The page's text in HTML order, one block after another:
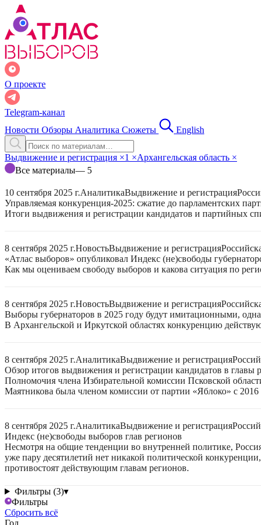
О проекте
Telegram-канал
Новости Обзоры Аналитика Сюжеты English
Выдвижение и регистрация ×1 ×Архангельская область ×
Все материалы— 5
10 сентября 2025 г.АналитикаВыдвижение и регистрация
Управляемая конкуренция-2025: сжатие до парламентских
Итоги выдвижения и регистрации кандидатов и партийных
8 сентября 2025 г.НовостьВыдвижение и регистрация
«Атлас выборов» опубликовал Индекс (не)свободы
Как мы оцениваем свободу выборов и какова ситуация по
8 сентября 2025 г.НовостьВыдвижение и регистрация
Выборы губернаторов в 2025 году будут имитационными,
В Архангельской и Иркутской областях конкуренцию
8 сентября 2025 г.АналитикаВыдвижение и регистрация
Обзор итогов выдвижения и регистрации кандидатов в главы
Полномочия члена Избирательной комиссии Псковской
Маятникова была членом комиссии от партии «Яблоко» с
8 сентября 2025 г.АналитикаВыдвижение и регистрация
Индекс (не)свободы выборов глав регионов
Несмотря на общие тенденции во внутренней политике,
уже пару десятилетий нет никакой политической
противостоят действующим главам регионов.
Фильтры (3)▾
Фильтры
Сбросить всё
Год